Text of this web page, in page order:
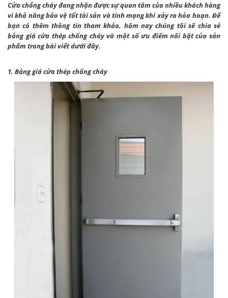
Cửa chống cháy đang nhận được sự quan tâm của nhiều khách hàng
vì khả năng bảo vệ tốt tài sản và tính mạng khi xảy ra hỏa hoạn. Để
bạn có thêm thông tin tham khảo, hôm nay chúng tôi sẽ chia sẻ
bảng giá cửa thép chống cháy và một số ưu điểm nổi bật của sản
phẩm trong bài viết dưới đây.
1. Bảng giá cửa thép chống cháy